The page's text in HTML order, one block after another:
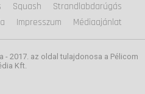
Squash
Strandlabdarúgás
Impresszum Médiaajánlat
- 2017. az oldal tulajdonosa a Pélicom
Kft.